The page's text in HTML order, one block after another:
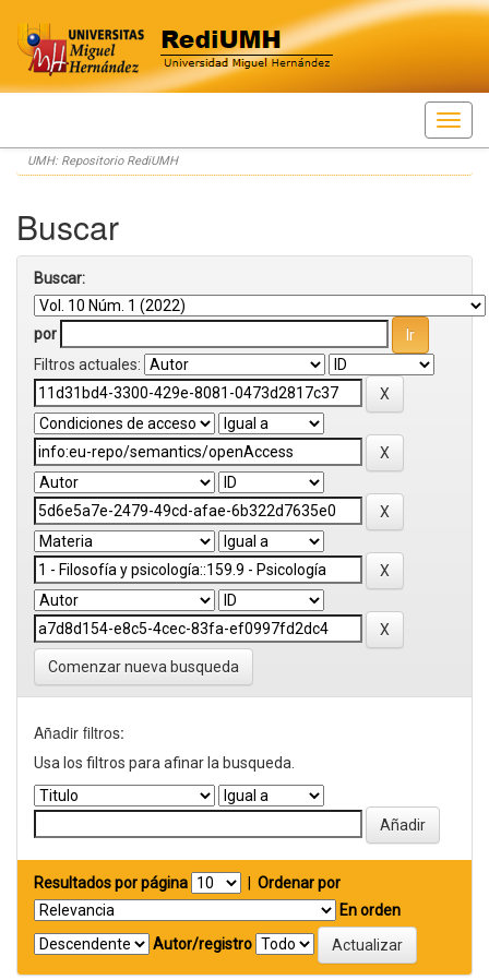
Skip
navigation
UMH: Repositorio RediUMH
Buscar
Buscar:
por
Filtros actuales:
Comenzar nueva busqueda
Añadir filtros:
Usa los filtros para afinar la busqueda.
Resultados por página
Ordenar por
En orden
Autor/registro